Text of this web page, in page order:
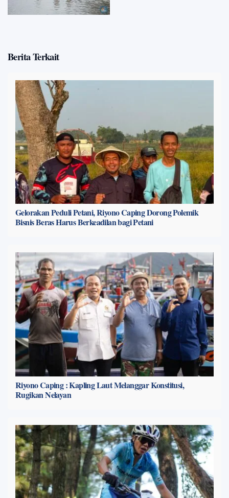
Berita Terkait
Gelorakan Peduli Petani, Riyono Caping Dorong Polemik
Bisnis Beras Harus Berkeadilan bagi Petani
Riyono Caping : Kapling Laut Melanggar Konstitusi,
Rugikan Nelayan